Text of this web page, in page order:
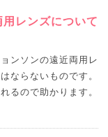
用レンズについて
ンソンの遠近両用レ
ならないものです。
るので助かります。